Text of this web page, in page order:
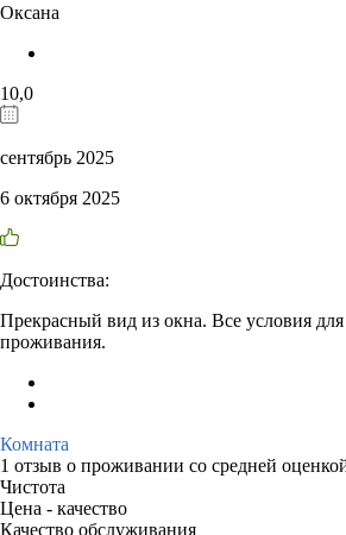
Оксана
10,0
сентябрь 2025
6 октября 2025
Достоинства:
Прекрасный вид из окна. Все условия
проживания.
Комната
1 отзыв о проживании со средней
Чистота
Цена - качество
Качество обслуживания